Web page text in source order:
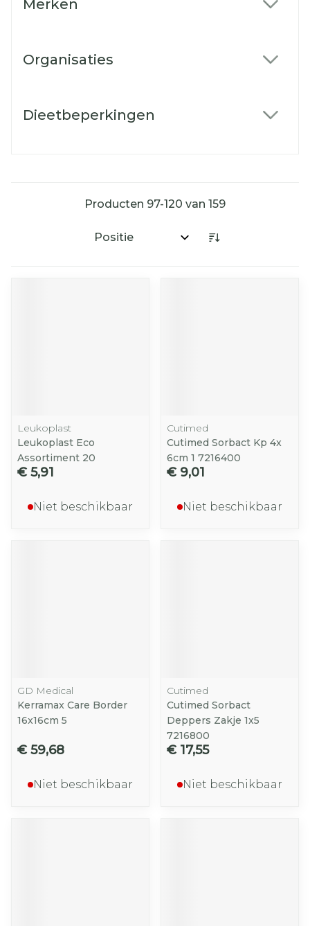
Merken
Organisaties
Dieetbeperkingen
Producten 97-120 van 159
Sorteer op:
Leukoplast
Leukoplast Eco
Assortiment 20
€ 5,91
Niet beschikbaar
Cutimed
Cutimed Sorbact Kp 4x
6cm 1 7216400
€ 9,01
Niet beschikbaar
GD Medical
Kerramax Care Border
16x16cm 5
€ 59,68
Niet beschikbaar
Cutimed
Cutimed Sorbact
Deppers Zakje 1x5
7216800
€ 17,55
Niet beschikbaar